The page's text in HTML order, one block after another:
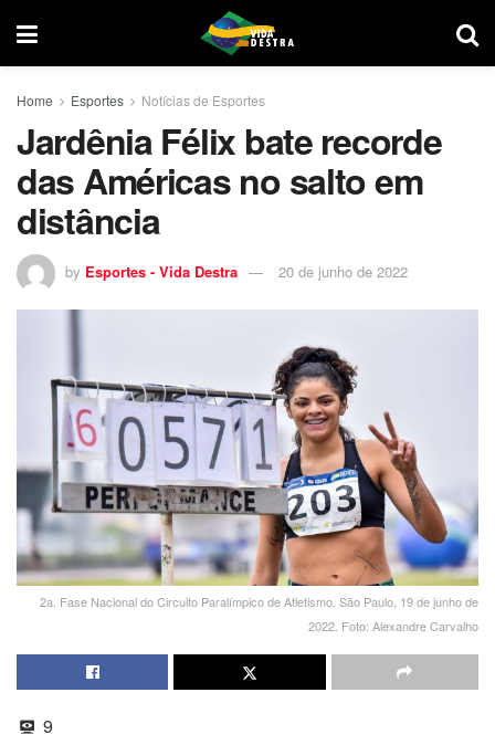
Home Esportes Notícias de Esportes
Jardênia Félix bate recorde
das Américas no salto em
distância
by Esportes - Vida Destra 20 de junho de 2022
2a. Fase Nacional do Circuito Paralímpico de Atletismo. São Paulo, 19 de junho de
2022. Foto: Alexandre Carvalho
9